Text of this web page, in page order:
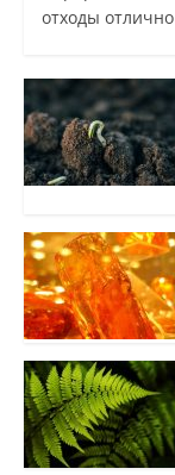
отходы отлично